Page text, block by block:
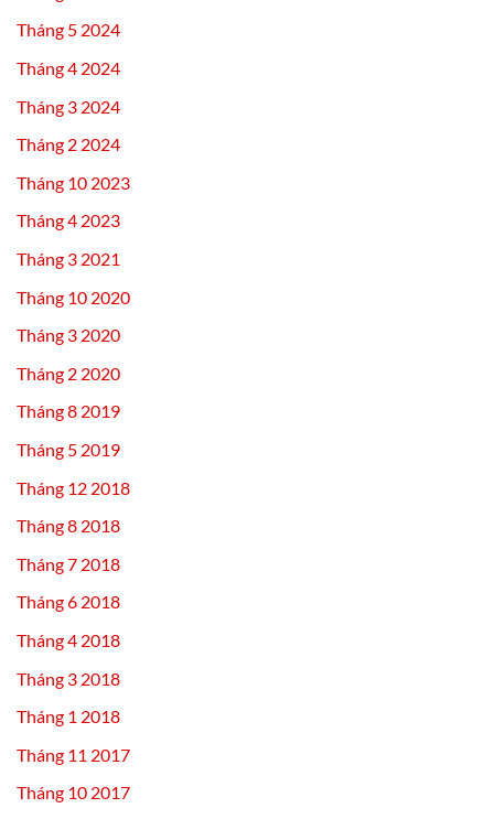
Tháng 5 2024
Tháng 4 2024
Tháng 3 2024
Tháng 2 2024
Tháng 10 2023
Tháng 4 2023
Tháng 3 2021
Tháng 10 2020
Tháng 3 2020
Tháng 2 2020
Tháng 8 2019
Tháng 5 2019
Tháng 12 2018
Tháng 8 2018
Tháng 7 2018
Tháng 6 2018
Tháng 4 2018
Tháng 3 2018
Tháng 1 2018
Tháng 11 2017
Tháng 10 2017